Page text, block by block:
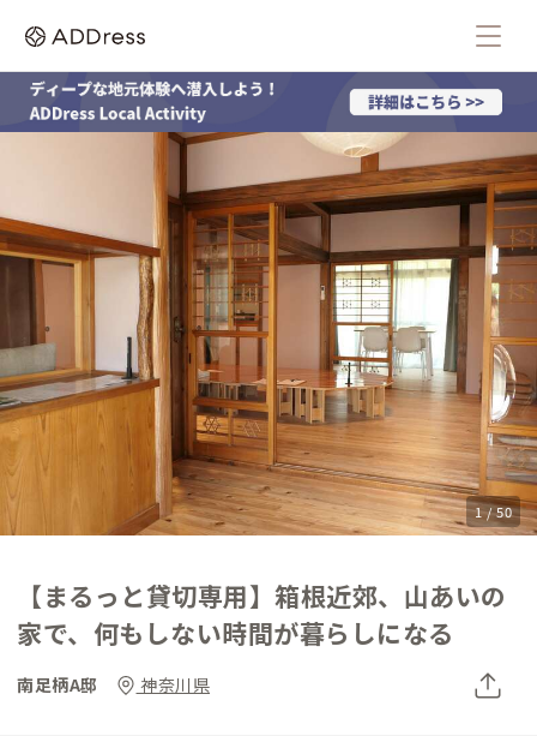
1 / 50
【まるっと貸切専用】箱根近郊、山あいの
家で、何もしない時間が暮らしになる
南足柄A邸 神奈川県